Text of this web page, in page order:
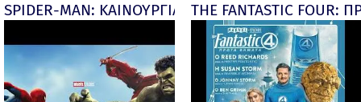
SPIDER-MAN: ΚΑΙΝΟΥΡΓΙΑ ΜΕΡΑ (Spider-Man:
THE FANTASTIC